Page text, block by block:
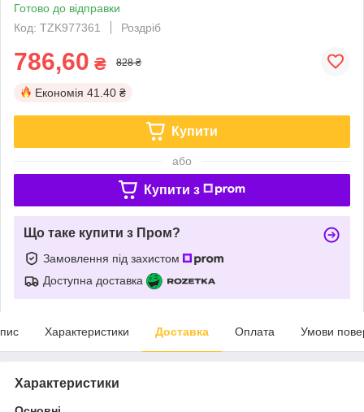
Готово до відправки
Код: TZK977361
Роздріб
786,60 ₴ 828 ₴
Економія 41.40 ₴
Купити
або
Купити з
Що таке купити з Пром?
Замовлення під захистом
Доступна доставка
Характеристики Доставка Оплата Умови
Характеристики